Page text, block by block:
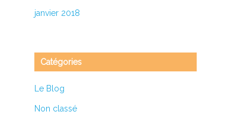
janvier 2018
Catégories
Le Blog
Non classé